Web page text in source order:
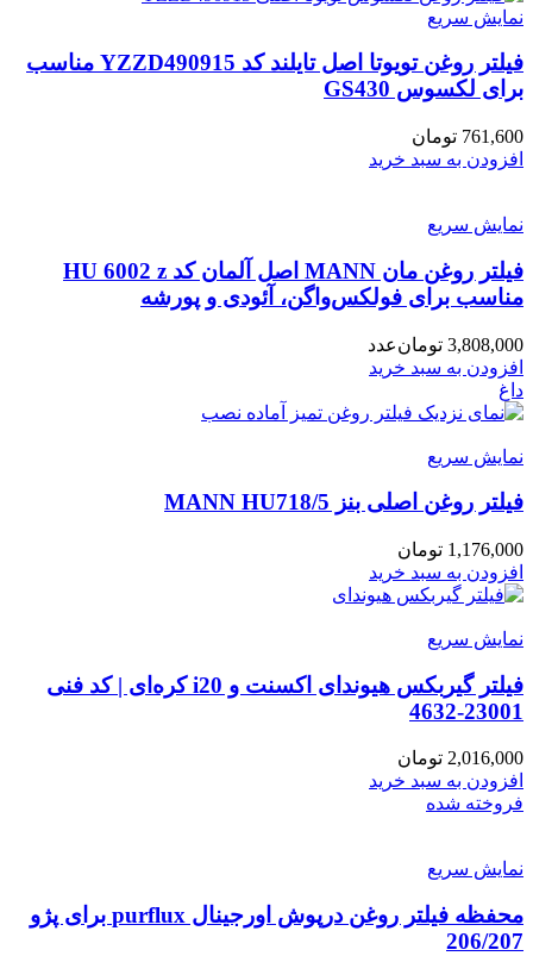
نمایش سریع
فیلتر روغن تویوتا اصل تایلند کد YZZD490915 مناسب
برای لکسوس GS430
761,600 تومان
افزودن به سبد خرید
نمایش سریع
فیلتر روغن مان MANN اصل آلمان کد HU 6002 z
مناسب برای فولکس‌واگن، آئودی و پورشه
3,808,000 تومانعدد
افزودن به سبد خرید
داغ
نمایش سریع
فیلتر روغن اصلی بنز MANN HU718/5
1,176,000 تومان
افزودن به سبد خرید
نمایش سریع
فیلتر گیربکس هیوندای اکسنت و i20 کره‌ای | کد فنی
23001-4632
2,016,000 تومان
افزودن به سبد خرید
فروخته شده
نمایش سریع
محفظه فیلتر روغن درپوش اورجینال purflux برای پژو
206/207